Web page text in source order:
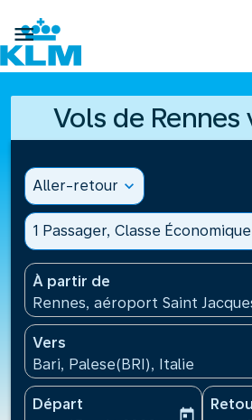

Vols de Rennes
Aller-retour expand_more
1 Passager, Classe Économique
À partir de
Rennes, aéroport Saint
Vers
Bari, Palese(BRI), Italie
Départ
today